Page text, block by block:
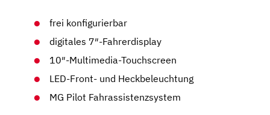
frei konfigurierbar
digitales 7″-Fahrerdisplay
10″-Multimedia-Touchscreen
LED-Front- und Heckbeleuchtung
MG Pilot Fahrassistenzsystem